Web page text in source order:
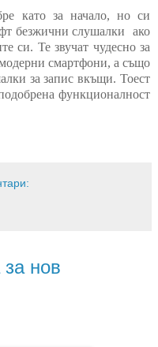
като за начало, но си
безжични слушалки
ако
си. Те звучат чудесно за
смартфони, а също
за запис вкъщи. Тоест
функционалност
нов